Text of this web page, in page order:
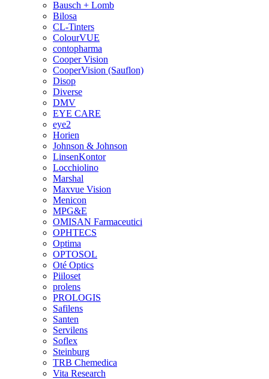
Bausch + Lomb
Bilosa
CL-Tinters
ColourVUE
contopharma
Cooper Vision
CooperVision (Sauflon)
Disop
Diverse
DMV
EYE CARE
eye2
Horien
Johnson & Johnson
LinsenKontor
Locchiolino
Marshal
Maxvue Vision
Menicon
MPG&E
OMISAN Farmaceutici
OPHTECS
Optima
OPTOSOL
Oté Optics
Piiloset
prolens
PROLOGIS
Safilens
Santen
Servilens
Soflex
Steinburg
TRB Chemedica
Vita Research